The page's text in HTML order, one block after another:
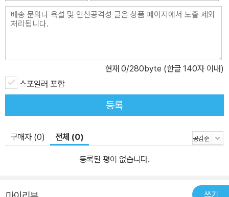
현재 0/280byte (한글 140자 이내)
스포일러 포함
등록
구매자 (0) 전체 (0)
등록된 평이 없습니다.
쓰기